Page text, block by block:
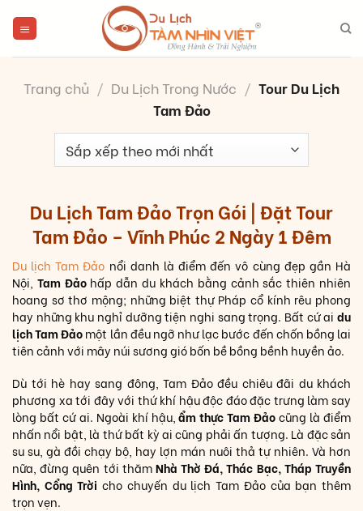
content
Trang chủ / Du Lịch Trong Nước / Tour Du Lịch
Tam Đảo
Du Lịch Tam Đảo Trọn Gói | Đặt Tour
Tam Đảo – Vĩnh Phúc 2 Ngày 1 Đêm
Du lịch Tam Đảo nổi danh là điểm đến vô cùng đẹp gần Hà
Nội, Tam Đảohấp dẫn du khách bằng cảnh sắc thiên nhiên
hoang sơ thơ mộng; những biệt thự Pháp cổ kính rêu phong
hay những khu nghỉ dưỡng tiện nghi sang trọng. Bất cứ ai du
lịch Tam Đảomột lần đều ngỡ như lạc bước đến chốn bồng lai
tiên cảnh với mây núi sương gió bốn bề bồng bềnh huyền ảo.
Dù tới hè hay sang đông, Tam Đảo đều chiêu đãi du khách
phương xa tới đây với thứ khí hậu độc đáo đặc trưng làm say
lòng bất cứ ai. Ngoài khí hậu,ẩm thực Tam Đảocũng là điểm
nhấn nổi bật, là thứ bất kỳ ai cũng phải ấn tượng. Là đặc sản
su su, gà đồi chạy bộ, hay lợn mán nuôi thả tự nhiên. Và hơn
nữa, đừng quên tới thămNhà Thờ Đá, Thác Bạc, Tháp Truyền
Hình, Cổng Trời cho chuyến du lịch Tam Đảo của bạn thêm
trọn vẹn.